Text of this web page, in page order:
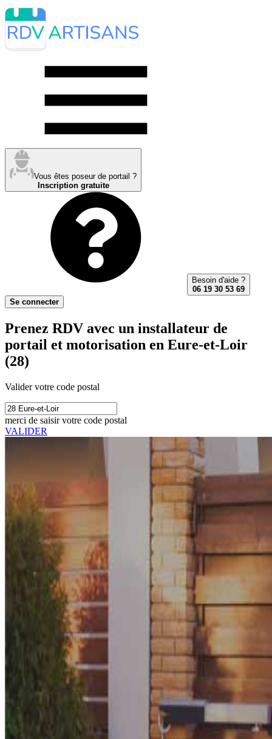
Vous êtes poseur de portail ?
Inscription gratuite
Besoin d'aide ?
06 19 30 53 69
Se connecter
Prenez RDV avec un installateur de
portail et motorisation en Eure-et-Loir
(28)
Valider votre code postal
merci de saisir votre code postal
VALIDER